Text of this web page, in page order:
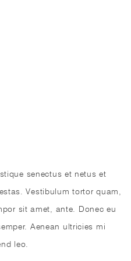
senectus et netus et
Vestibulum tortor quam,
sit amet, ante. Donec eu
Aenean ultricies mi
leo.